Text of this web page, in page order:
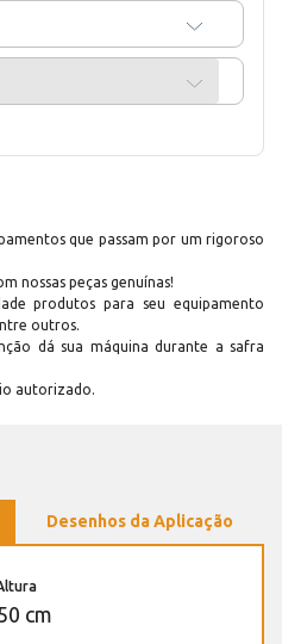
que passam por um rigoroso
nossas peças genuínas!
produtos para seu equipamento
outros.
dá sua máquina durante a safra
autorizado.
Desenhos da Aplicação
cm